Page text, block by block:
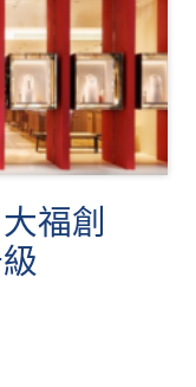
福創